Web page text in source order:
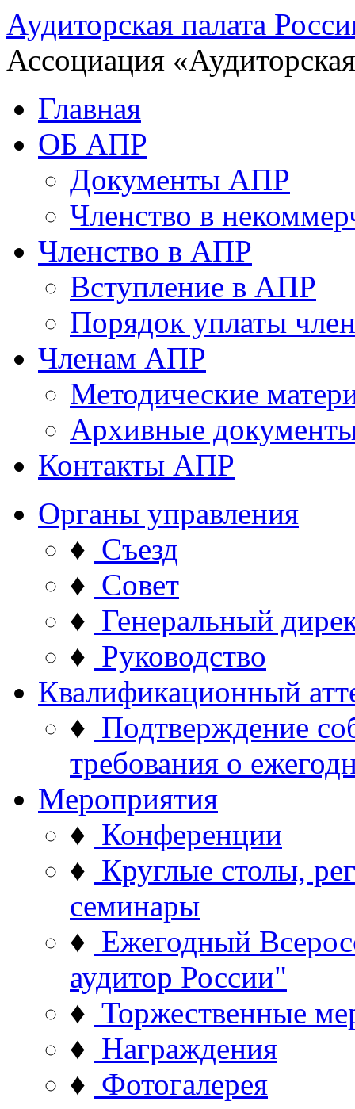
Аудиторская палата
Ассоциация
Главная
ОБ АПР
Документы АПР
Членство в
Членство в АПР
Вступление в АПР
Порядок уплаты
Членам АПР
Методические
Архивные
Контакты АПР
Органы управления
♦ Съезд
♦ Совет
♦ Генеральный
♦ Руководство
Квалификационный
♦ Подтверждение
требования о
Мероприятия
♦ Конференции
♦ Круглые столы,
семинары
♦ Ежегодный
аудитор России"
♦ Торжественные
♦ Награждения
♦ Фотогалерея